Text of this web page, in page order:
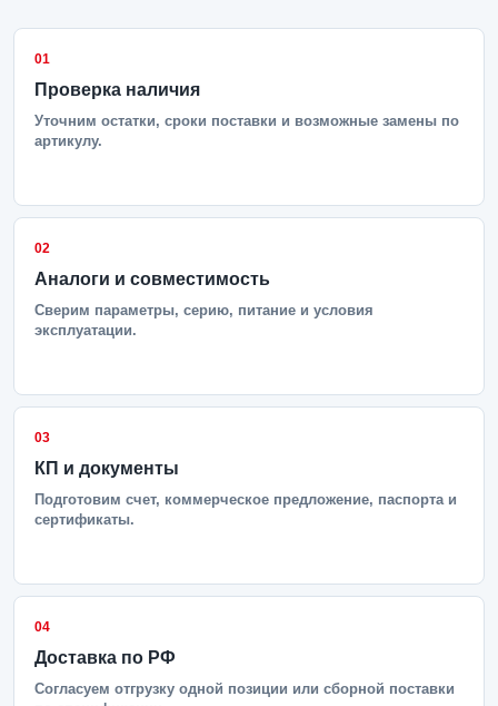
01
Проверка наличия
Уточним остатки, сроки поставки и возможные замены по
артикулу.
02
Аналоги и совместимость
Сверим параметры, серию, питание и условия
эксплуатации.
03
КП и документы
Подготовим счет, коммерческое предложение, паспорта и
сертификаты.
04
Доставка по РФ
Согласуем отгрузку одной позиции или сборной поставки